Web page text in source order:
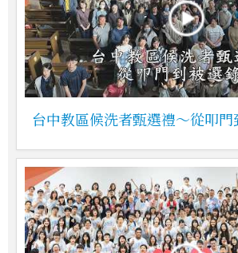
台中教區候洗者甄選禮～從叩